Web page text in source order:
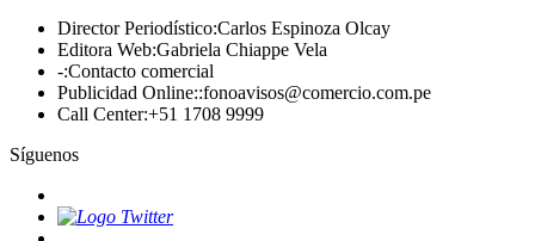
Director Periodístico:Carlos Espinoza Olcay
Editora Web:Gabriela Chiappe Vela
-:Contacto comercial
Publicidad Online::fonoavisos@comercio.com.pe
Call Center:+51 1708 9999
Síguenos